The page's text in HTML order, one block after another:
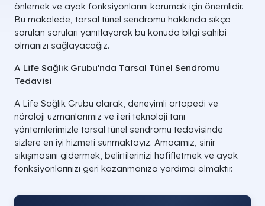
önlemek ve ayak fonksiyonlarını korumak için önemlidir.
Bu makalede, tarsal tünel sendromu hakkında sıkça
sorulan soruları yanıtlayarak bu konuda bilgi sahibi
olmanızı sağlayacağız.
A Life Sağlık Grubu'nda Tarsal Tünel Sendromu
Tedavisi
A Life Sağlık Grubu olarak, deneyimli ortopedi ve
nöroloji uzmanlarımız ve ileri teknoloji tanı
yöntemlerimizle tarsal tünel sendromu tedavisinde
sizlere en iyi hizmeti sunmaktayız. Amacımız, sinir
sıkışmasını gidermek, belirtilerinizi hafifletmek ve ayak
fonksiyonlarınızı geri kazanmanıza yardımcı olmaktır.